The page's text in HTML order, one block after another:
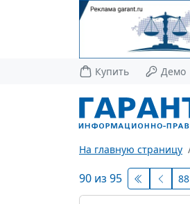
Купить Демо
На главную страницу
90 из 95 88